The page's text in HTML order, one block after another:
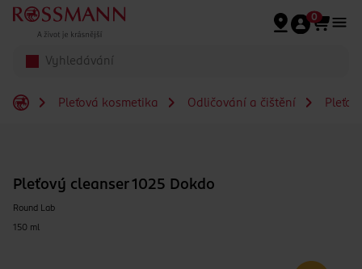
Přeskočit na hlavmní obsah
0
Pleťová kosmetika Odličování a čištění
Pleťový cleanser 1025 Dokdo
Round Lab
150 ml